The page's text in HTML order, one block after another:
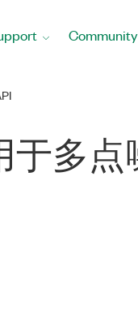
Community
于多